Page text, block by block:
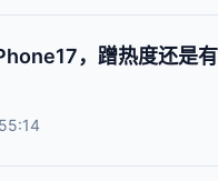
，蹭热度还是